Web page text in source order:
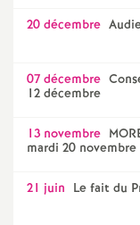
20 décembre
07 décembre
12 décembre
13 novembre
mardi 20 novembre
21 juin Le fait du